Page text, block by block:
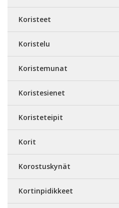
Koristeet
Koristelu
Koristemunat
Koristesienet
Koristeteipit
Korit
Korostuskynät
Kortinpidikkeet